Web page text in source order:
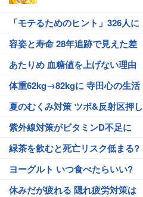
「モテるためのヒント」326人に
容姿と寿命 28年追跡で見えた差
あたりめ 血糖値を上げない理由
体重62kg→82kgに 寺田心の生活
夏のむくみ対策 ツボ&反射区押し
紫外線対策がビタミンD不足に
緑茶を飲むと死亡リスク低まる?
ヨーグルト いつ食べたらいい?
休みだが疲れる 隠れ疲労対策は